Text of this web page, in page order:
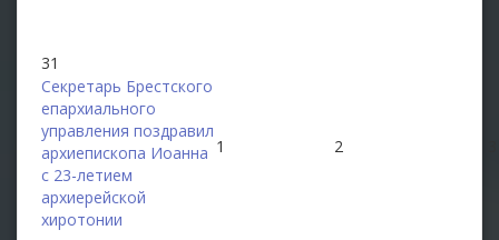
31
Секретарь Брестского
епархиального
управления поздравил
архиепископа Иоанна
с 23-летием
архиерейской
хиротонии
1 2